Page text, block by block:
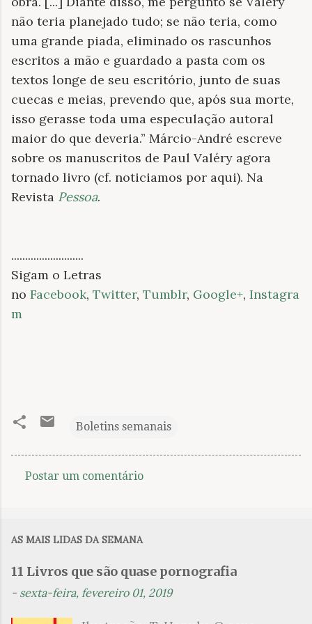
não teria planejado tudo; se não teria, como
uma grande piada, eliminado os rascunhos
escritos a mão e guardado a pasta com os
textos longe de seu escritório, junto de suas
cuecas e meias, prevendo que, após sua morte,
isso gerasse toda uma especulação autoral
maior do que deveria.” Márcio-André escreve
sobre os manuscritos de Paul Valéry agora
tornado livro (cf. noticiamos por aqui). Na
Revista Pessoa.
..........................
Sigam o Letras
no Facebook, Twitter, Tumblr, Google+, Instagra
m
Boletins semanais
n
t
Postar um comentário
AS MAIS LIDAS DA SEMANA
11 Livros que são quase pornografia
- sexta-feira, fevereiro 01, 2019